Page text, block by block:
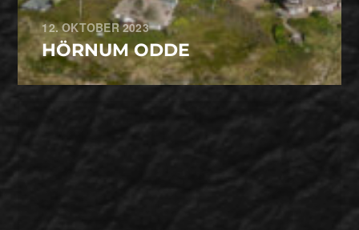
12. OKTOBER 2023
HÖRNUM ODDE